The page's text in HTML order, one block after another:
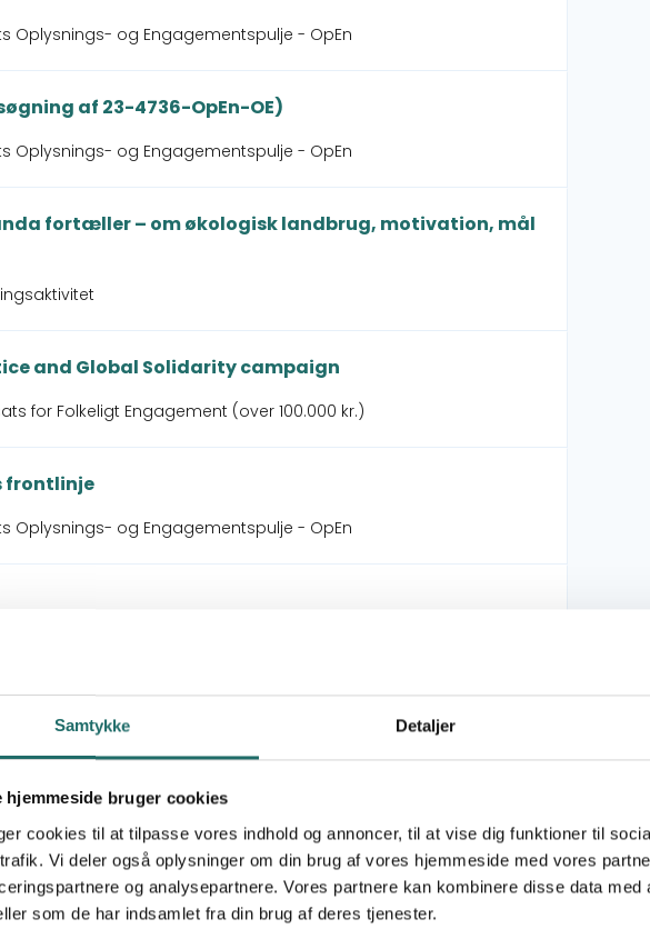
Samtykke Detaljer
hjemmeside bruger cookies
cookies til at tilpasse vores indhold og annoncer, til at vise dig funktioner til
Vi deler også oplysninger om din brug af vores hjemmeside med vores
og analysepartnere. Vores partnere kan kombinere disse data med
som de har indsamlet fra din brug af deres tjenester.
Oplysnings- og Engagementspulje - OpEn
af 23-4736-OpEn-OE)
Oplysnings- og Engagementspulje - OpEn
fortæller – om økologisk landbrug, motivation, mål
and Global Solidarity campaign
for Folkeligt Engagement (over 100.000 kr.)
frontlinje
Oplysnings- og Engagementspulje - OpEn
for Folkeligt Engagement (over 100.000 kr.)
Connecting Global Challenges with Youth's Everyday
- Connect for Global Change